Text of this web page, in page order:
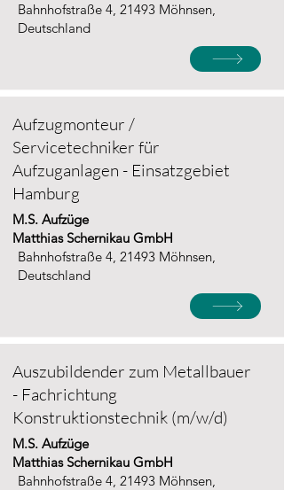
Bahnhofstraße 4, 21493 Möhnsen,
Deutschland
Aufzugmonteur /
Servicetechniker für
Aufzuganlagen - Einsatzgebiet
Hamburg
M.S. Aufzüge
Matthias Schernikau GmbH
Bahnhofstraße 4, 21493 Möhnsen,
Deutschland
Auszubildender zum Metallbauer
- Fachrichtung
Konstruktionstechnik (m/w/d)
M.S. Aufzüge
Matthias Schernikau GmbH
Bahnhofstraße 4, 21493 Möhnsen,